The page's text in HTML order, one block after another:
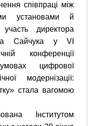
співпраці між
установами й
директора
Сайчука у VI
конференції
цифрової
модернізації:
стала вагомою
Інститутом